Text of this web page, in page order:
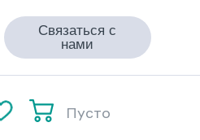
Связаться с
нами
Пусто